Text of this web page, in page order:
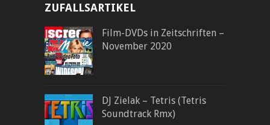
ZUFALLSARTIKEL
Film-DVDs in Zeitschriften –
November 2020
DJ Zielak – Tetris (Tetris
Soundtrack Rmx)